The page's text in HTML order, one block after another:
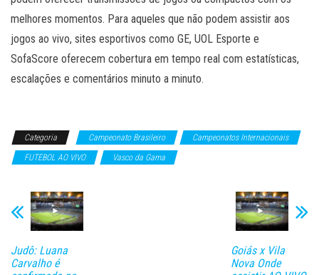
melhores momentos. Para aqueles que não podem assistir aos
jogos ao vivo, sites esportivos como GE, UOL Esporte e
SofaScore oferecem cobertura em tempo real com estatísticas,
escalações e comentários minuto a minuto.
Categoria Campeonato Brasileiro
Campeonatos Internacionais
FUTEBOL AO VIVO
Vasco da Gama
Judô: Luana
Carvalho é
Goiás x Vila
Nova Onde